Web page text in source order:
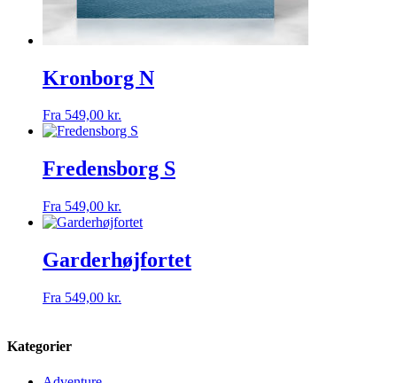
Kronborg N
Fra 549,00 kr.
Fredensborg S
Fra 549,00 kr.
Garderhøjfortet
Fra 549,00 kr.
Kategorier